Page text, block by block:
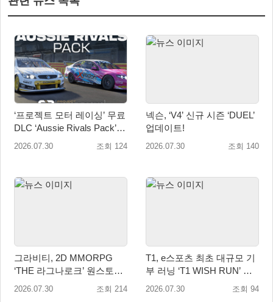
‘프로젝트 모터 레이싱’ 무료
DLC ‘Aussie Rivals Pack’
출시! 대규모 업데이트 2.1도
2026.07.30 조회 124
넥슨, ‘V4’ 신규 시즌 ‘DUEL’
업데이트!
2026.07.30 조회 140
그라비티, 2D MMORPG
‘THE 라그나로크’ 원스토어
및 갤럭시 스토어 정식 론칭!
2026.07.30 조회 214
T1, e스포츠 최초 대규모 기
부 러닝 ‘T1 WISH RUN’ 개
최…수익금 전액 사회 환원
2026.07.30 조회 94